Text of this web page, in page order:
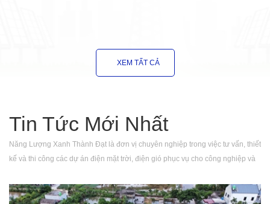
XEM TẤT CẢ
Tin Tức Mới Nhất
Năng Lượng Xanh Thành Đạt là đơn vị chuyên nghiệp trong việc tư vấn, thiết
kế và thi công các dự án điện mặt trời, điện gió phục vụ cho công nghiệp và
chúng tôi tự tin đáp ứng mọi tiêu chí khắt khe nhất từ quý khách hàng.